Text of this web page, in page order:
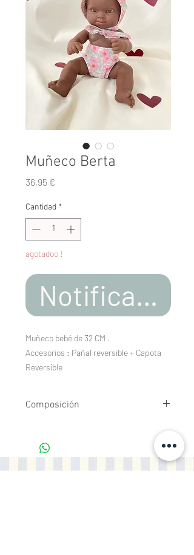
Muñeco Berta
36,95 €
Cantidad *
agotadoo !
Notificar al
Muñeco bebé de 32 CM .
Accesorios : Pañal reversible + Capota
Reversible
Composición